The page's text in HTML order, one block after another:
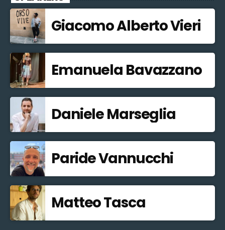
Giacomo Alberto Vieri
Emanuela Bavazzano
Daniele Marseglia
Paride Vannucchi
Matteo Tasca